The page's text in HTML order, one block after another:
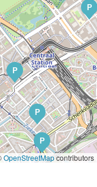
P
P
P
P
OpenStreetMapcontributors